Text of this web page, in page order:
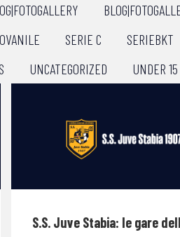
SERIE C SERIEBKT
UNCATEGORIZED UNDER 15
S.S. Juve Stabia: le gare